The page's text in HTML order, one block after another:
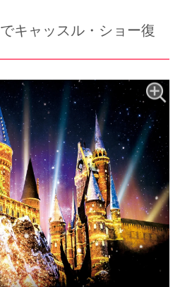
キャッスル・ショー復